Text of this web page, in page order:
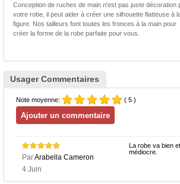
Conception de ruches de main n'est pas juste décoration
votre robe, il peut aider à créer une silhouette flatteuse à
figure. Nos tailleurs font toutes les fronces à la main pour
créer la forme de la robe parfaite pour vous.
Usager Commentaires
Note moyenne: ( 5 )
ParArabella Cameron
4 Juin
La robe va bien
médiocre.